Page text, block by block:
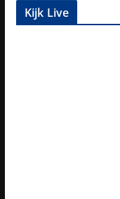
Kijk Live